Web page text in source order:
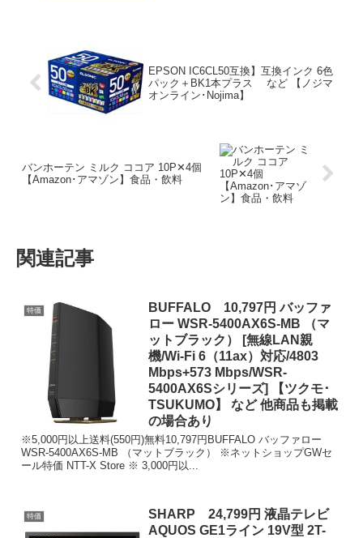
EPSON IC6CL50互換】互換インク 6色
パック＋BK1本プラス など 【ノジマ
オンライン･Nojima】
バンホーテン ミルク ココア 10P✕4個
【Amazon･アマゾン】食品・飲料
関連記事
特価
BUFFALO 10,797円 バッファ
ロー WSR-5400AX6S-MB （マ
ットブラック） [無線LAN親
機/Wi-Fi 6（11ax）対応/4803
Mbps+573 Mbps/WSR-
5400AX6Sシリーズ] 【ツクモ･
TSUKUMO】 など 他商品も掲載
の場合あり
※5,000円以上送料(550円)無料10,797円BUFFALO バッファロー
WSR-5400AX6S-MB （マットブラック） ※ネットショップGWセ
ール特価 NTT-X Store ※ 3,000円以...
特価
SHARP 24,799円 液晶テレビ
AQUOS GE1ライン 19V型 2T-